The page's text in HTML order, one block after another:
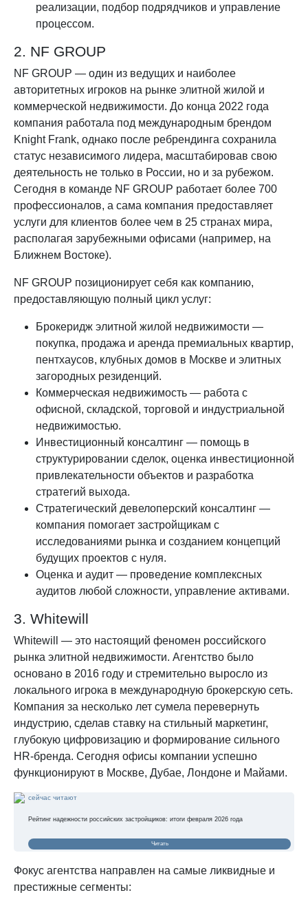
реализации, подбор подрядчиков и управление
процессом.
2. NF GROUP
NF GROUP — один из ведущих и наиболее
авторитетных игроков на рынке элитной жилой и
коммерческой недвижимости. До конца 2022 года
компания работала под международным брендом
Knight Frank, однако после ребрендинга сохранила
статус независимого лидера, масштабировав свою
деятельность не только в России, но и за рубежом.
Сегодня в команде NF GROUP работает более 700
профессионалов, а сама компания предоставляет
услуги для клиентов более чем в 25 странах мира,
располагая зарубежными офисами (например, на
Ближнем Востоке).
NF GROUP позиционирует себя как компанию,
предоставляющую полный цикл услуг:
Брокеридж элитной жилой недвижимости —
покупка, продажа и аренда премиальных квартир,
пентхаусов, клубных домов в Москве и элитных
загородных резиденций.
Коммерческая недвижимость — работа с
офисной, складской, торговой и индустриальной
недвижимостью.
Инвестиционный консалтинг — помощь в
структурировании сделок, оценка инвестиционной
привлекательности объектов и разработка
стратегий выхода.
Стратегический девелоперский консалтинг —
компания помогает застройщикам с
исследованиями рынка и созданием концепций
будущих проектов с нуля.
Оценка и аудит — проведение комплексных
аудитов любой сложности, управление активами.
3. Whitewill
Whitewill — это настоящий феномен российского
рынка элитной недвижимости. Агентство было
основано в 2016 году и стремительно выросло из
локального игрока в международную брокерскую сеть.
Компания за несколько лет сумела перевернуть
индустрию, сделав ставку на стильный маркетинг,
глубокую цифровизацию и формирование сильного
HR-бренда. Сегодня офисы компании успешно
функционируют в Москве, Дубае, Лондоне и Майами.
сейчас читают
Рейтинг надежности российских застройщиков: итоги февраля 2026 года
Читать
Фокус агентства направлен на самые ликвидные и
престижные сегменты: